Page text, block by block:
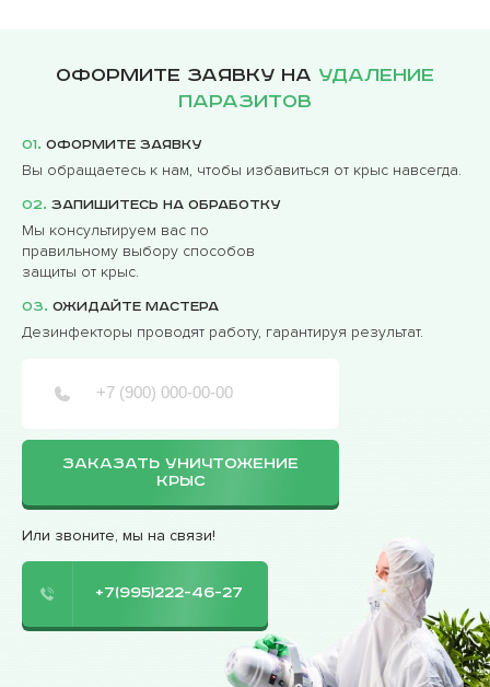
Оформите заявку на удаление
паразитов
01. Оформите заявку
Вы обращаетесь к нам, чтобы избавиться от крыс навсегда.
02. Запишитесь на обработку
Мы консультируем вас по
правильному выбору способов
защиты от крыс.
03. Ожидайте мастера
Дезинфекторы проводят работу, гарантируя результат.
ЗАКАЗАТЬ УНИЧТОЖЕНИЕ
КРЫС
Или звоните, мы на связи!
+7(995)222-46-27